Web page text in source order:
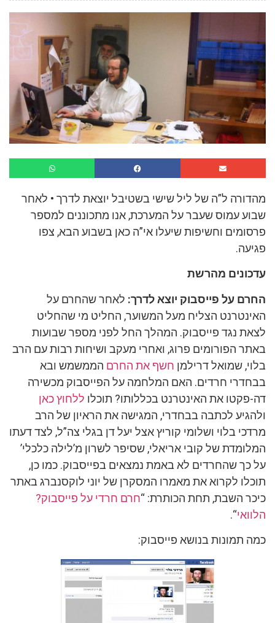
מהדורה ל”ה של ליל שישי בשטיבל יוצאת לדרך • לאחר
שבוע עמוס שעבר על המערכת, אנו מתכוננים למספר
פרסומים וחשיפות שיעלו אי”ה כאן בשבוע הבא, צפו
פגיעה.
עדכונים מהרשת
החרם על פייסבוק יוצא לדרך: לאחר שהחרם על
האינטרנט הצליח מעל המשוער, החליט מי שהחליט
לצאת נגד פייסבוק. המהלך החל לפני מספר שבועות
באתר הפורומים פרוג, ואחרי מעקב ושיחות רבות עם הרב
בלוי, שמואל דרילמן חשף את החרם הממשמש ובא
בבחדרי חרדים. האם המלחמה על הפייסבוק מכשירה
דה-פקטו את האינטרנט בכללותו? תוכלו ללחוץ כאן
ולהגיע לכתבה בבחדרי, המגישה את הראיון של הרב
מרדכי בלוי ושלומי קוריץ אצל יעל דן בגלי צה”ל, לצד דעתו
המלומדת של קובי אריאלי, שסיפר לשרון מ’לילה כלכלי’
על כך שהחרדים לא באמת נמצאים בפייסבוק. כמו כן,
תוכלו לקרוא את מאמרו המסקרן של יוני לוקסנברג באתר
כיכר השבת, תחת הכותרת: “חרם חרדי על פייסבוק?
הלוואי“.
כמה תמונות בנושא פייסבוק: